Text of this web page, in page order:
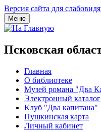
Версия сайта для
Меню
Псковская
Главная
О библиотеке
Музей романа "Два
Электронный каталог
Клуб "Два капитана"
Пушкинская карта
Личный кабинет